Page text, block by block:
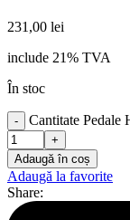
231,00 lei
include 21% TVA
În stoc
Cantitate Pedale
Adaugă în coș
Adaugă la favorite
Share: